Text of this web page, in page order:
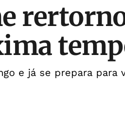
e já se prepara para